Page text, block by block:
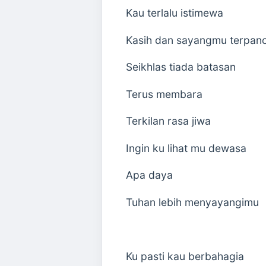
Kau terlalu istimewa
Kasih dan sayangmu
Seikhlas tiada batasan
Terus membara
Terkilan rasa jiwa
Ingin ku lihat mu dewasa
Apa daya
Tuhan lebih menyayangimu
Ku pasti kau berbahagia